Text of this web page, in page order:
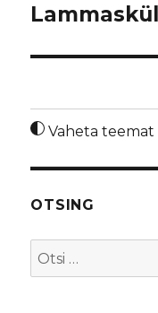
Vaheta teemat
OTSING
Otsi: